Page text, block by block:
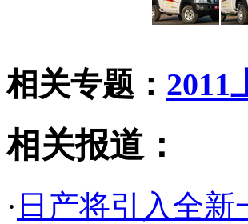
相关专题： 2011
相关报道：
· 日产将引入全